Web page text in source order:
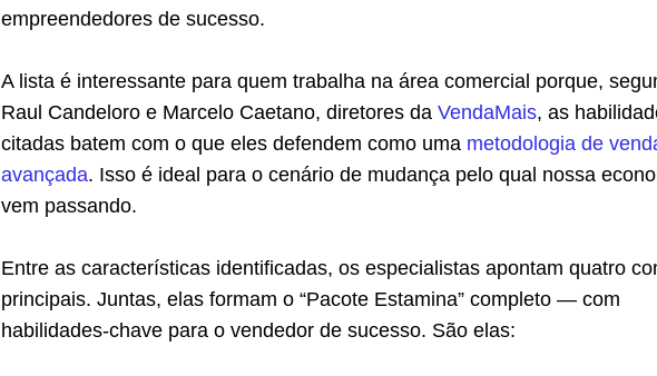
empreendedores de sucesso.
A lista é interessante para quem trabalha na área comercial porque,
Raul Candeloro e Marcelo Caetano, diretores da VendaMais, as
citadas batem com o que eles defendem como uma metodologia de
avançada. Isso é ideal para o cenário de mudança pelo qual nossa
vem passando.
Entre as características identificadas, os especialistas apontam quatro
principais. Juntas, elas formam o “Pacote Estamina” completo — com
habilidades-chave para o vendedor de sucesso. São elas: